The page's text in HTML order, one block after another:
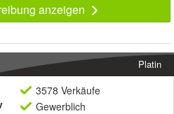
anzeigen
Platin
3578 Verkäufe
Gewerblich